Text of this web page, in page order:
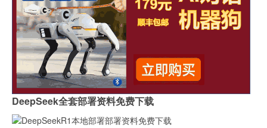
DeepSeek全套部署资料免费下载